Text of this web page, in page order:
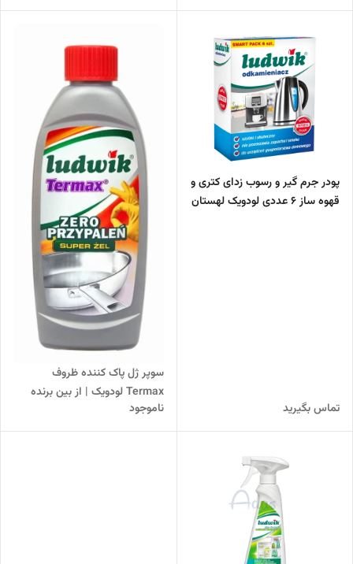
پودر جرم گیر و رسوب زدای کتری و
قهوه ساز 6 عددی لودویک لهستان
تماس بگیرید
سوپر ژل پاک کننده ظروف
Termax لودویک | از بین برنده
لکه‌های سوخته ظروف
ناموجود